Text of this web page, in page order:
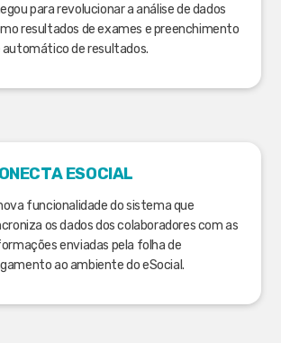
para revolucionar a análise de dados
resultados de exames e preenchimento
automático de resultados.
ESOCIAL
funcionalidade do sistema que
os dados dos colaboradores com as
enviadas pela folha de
ao ambiente do eSocial.